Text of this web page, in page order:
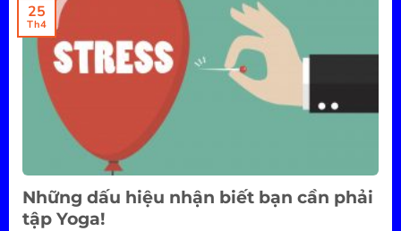
Những dấu hiệu nhận biết bạn cần phải
tập Yoga!
25
Th4